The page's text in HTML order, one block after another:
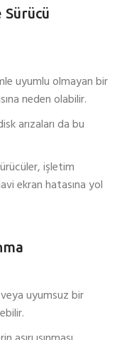
Sürücü
uyumlu olmayan bir
neden olabilir.
arızaları da bu
işletim
ekran hatasına yol
uyumsuz bir